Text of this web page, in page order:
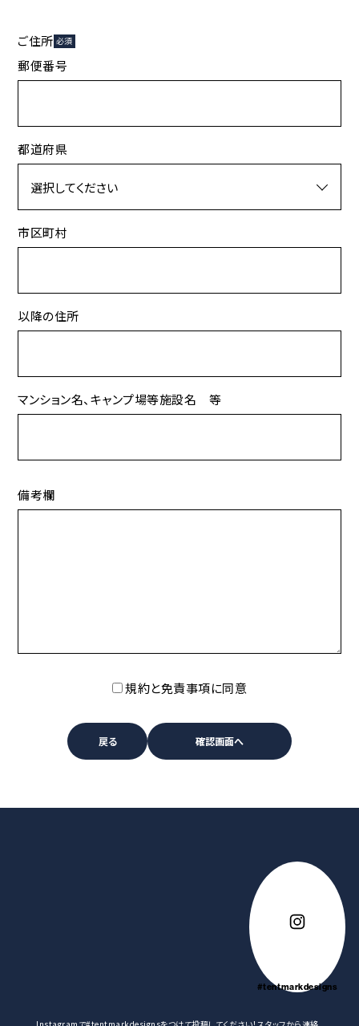
ご住所 必須
郵便番号
都道府県
市区町村
以降の住所
マンション名、キャンプ場等施設名 等
備考欄
規約と免責事項に同意
#tentmarkdesigns